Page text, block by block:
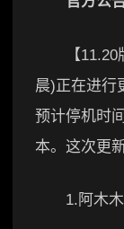
【11.20版
晨)正在进行
预计停机时
本。这次更
1.阿木木